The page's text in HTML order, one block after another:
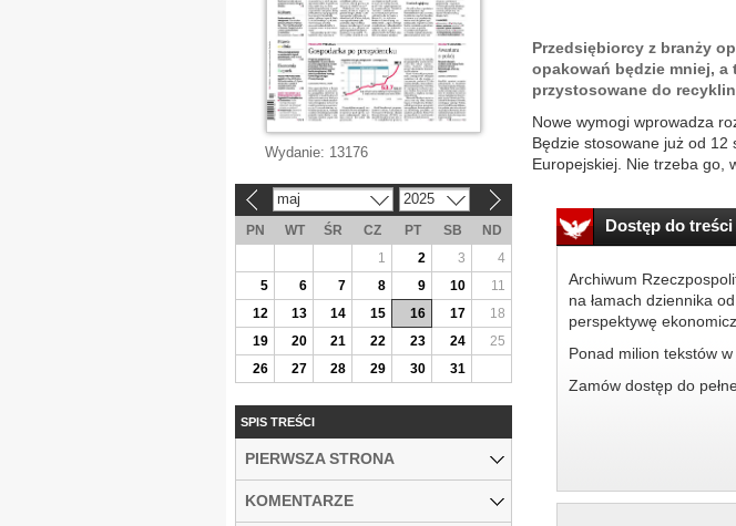
Przedsiębiorcy z branży
opakowań będzie mniej, a
przystosowane do
Nowe wymogi wprowadza
Będzie stosowane już od 12
Europejskiej. Nie trzeba go,
Dostęp do
Archiwum
na łamach dziennika
perspektywę
Ponad milion tekstów w
Zamów dostęp do
Wydanie: 13176
maj 2025
PN WT ŚR CZ PT SB
ND
1
2 3
4
5
6 7 8 9 10
11
12
13 14 15 16 17
18
19
20 21 22 23 24
25
26
27 28 29 30 31
SPIS TREŚCI
PIERWSZA STRONA
KOMENTARZE